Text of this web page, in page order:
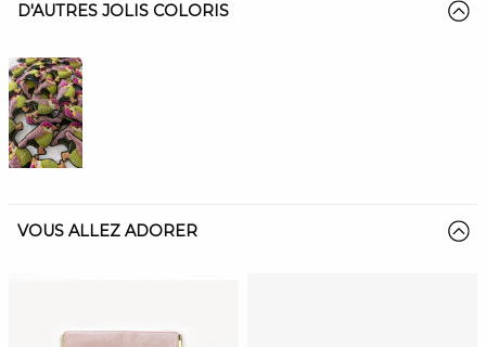
D'AUTRES JOLIS COLORIS
VOUS ALLEZ ADORER